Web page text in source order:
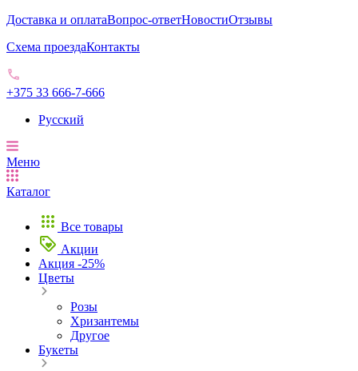
Доставка и оплатаВопрос-ответНовостиОтзывы
Схема проездаКонтакты
+375 33 666-7-666
Русский
Меню
Каталог
Все товары
Акции
Акция -25%
Цветы
Розы
Хризантемы
Другое
Букеты